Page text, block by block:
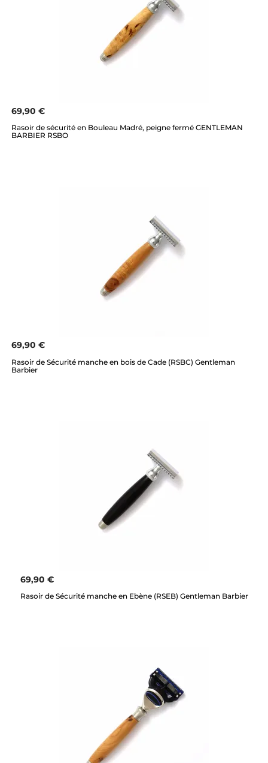
69,90 €
Rasoir de sécurité en Bouleau Madré, peigne fermé GENTLEMAN
BARBIER RSBO
69,90 €
Rasoir de Sécurité manche en bois de Cade (RSBC) Gentleman
Barbier
69,90 €
Rasoir de Sécurité manche en Ebène (RSEB) Gentleman Barbier